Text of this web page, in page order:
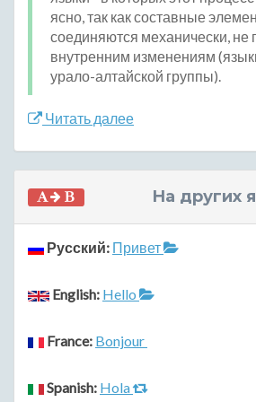
ясно, так как составные
соединяются механически, не
внутренним изменениям
урало-алтайской группы).
Читать далее
На других
Русский: Привет
English: Hello
France: Bonjour
Spanish: Hola